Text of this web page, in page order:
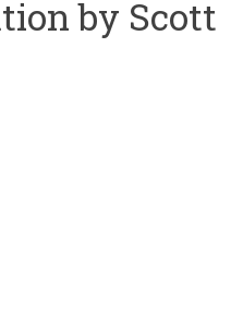
by Scott
is